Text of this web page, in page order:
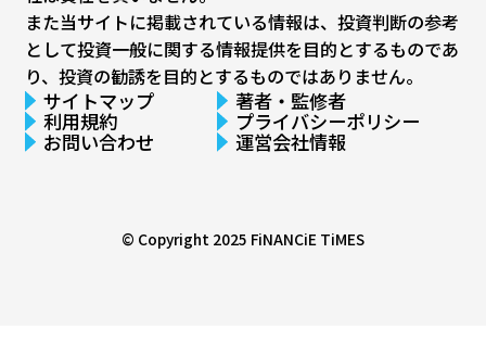
また当サイトに掲載されている情報は、投資判断の参考
として投資一般に関する情報提供を目的とするものであ
り、投資の勧誘を目的とするものではありません。
サイトマップ 著者・監修者
利用規約 プライバシーポリシー
お問い合わせ 運営会社情報
© Copyright 2025 FiNANCiE TiMES